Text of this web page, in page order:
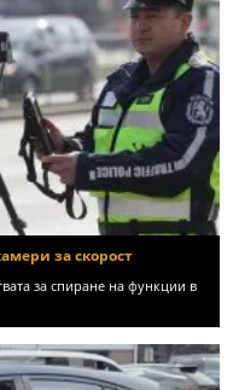
за скорост
за спиране на функции в